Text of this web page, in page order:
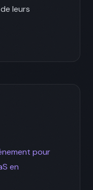
leurs
pour
en